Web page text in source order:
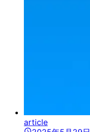
article